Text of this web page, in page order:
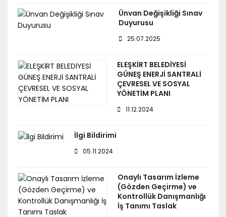
Ünvan Değişikliği Sınav
Duyurusu
25.07.2025
ELEŞKİRT BELEDİYESİ
GÜNEŞ ENERJİ SANTRALİ
ÇEVRESEL VE SOSYAL
YÖNETİM PLANI
11.12.2024
İlgi Bildirimi
05.11.2024
Onaylı Tasarım İzleme
(Gözden Geçirme) ve
Kontrollük Danışmanlığı
İş Tanımı Taslak